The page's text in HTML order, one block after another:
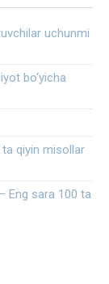
uchunmi
bo‘yicha
qiyin misollar
Eng sara 100 ta